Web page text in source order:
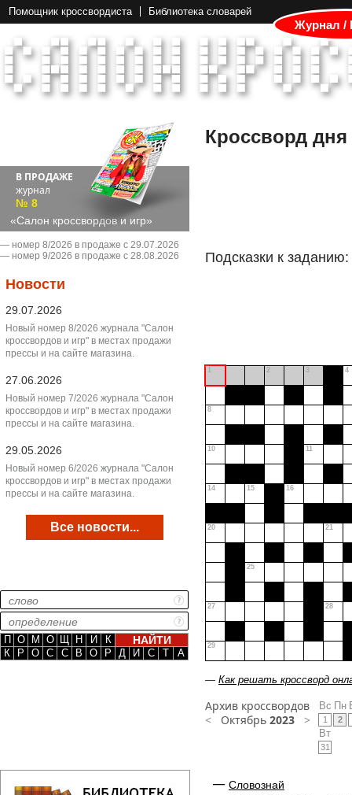
Помощник кроссвордиста Библиотека словарей
Журнал /
В ПРОДАЖЕ
журнал
№ 8
«Салон кроссвордов и игр»
― номер 8/2026 в продаже с 29.07.2026
― номер 9/2026 в продаже с 28.08.2026
Новости
29.07.2026
Новый номер 8/2026 журнала "Салон
кроссвордов и игр" в местах продажи
прессы и на сайте магазина.
27.06.2026
Новый номер 7/2026 журнала "Салон
кроссвордов и игр" в местах продажи
прессы и на сайте магазина.
29.05.2026
Новый номер 6/2026 журнала "Салон
кроссвордов и игр" в местах продажи
прессы и на сайте магазина.
Все новости...
П О М О Щ Н И
К
К
Р О С С В О Р Д И С Т А
Кроссворд дня
Подсказки к заданию:
1 2 3 4
8
10 11
14 15 16
20 21
25
27 28
29
— Как решать кроссворд
Архив кроссвордов
< Октябрь 2023 >
Вс
1
Пн
2
Вт
31
Словознай